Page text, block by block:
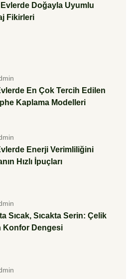
Doğayla Uyumlu
Fikirleri
En Çok Tercih Edilen
Kaplama Modelleri
Enerji Verimliliğini
Hızlı İpuçları
Sıcak, Sıcakta Serin: Çelik
Konfor Dengesi